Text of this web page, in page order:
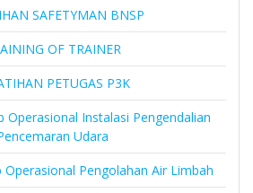
SAFETYMAN BNSP
OF TRAINER
PETUGAS P3K
Operasional Instalasi Pengendalian
Udara
Operasional Pengolahan Air Limbah